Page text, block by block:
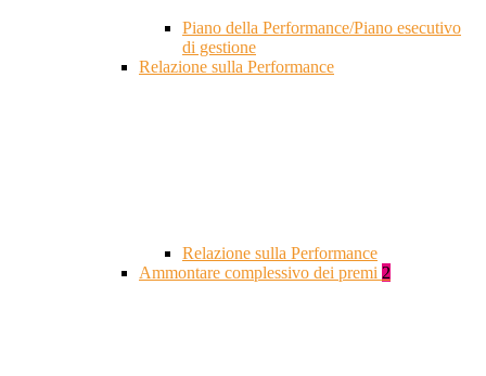
Piano della Performance/Piano esecutivo
di gestione
Relazione sulla Performance
Relazione sulla Performance
Ammontare complessivo dei premi 2